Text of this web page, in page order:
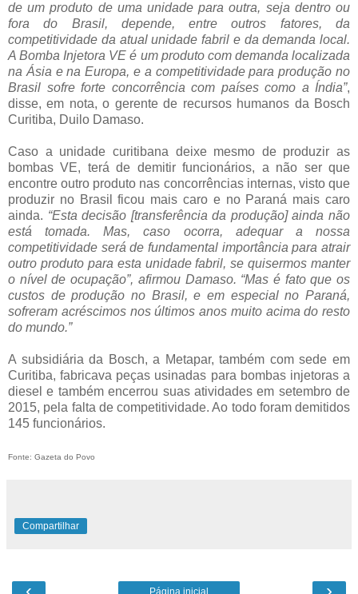
de um produto de uma unidade para outra, seja dentro ou
fora do Brasil, depende, entre outros fatores, da
competitividade da atual unidade fabril e da demanda local.
A Bomba Injetora VE é um produto com demanda localizada
na Ásia e na Europa, e a competitividade para produção no
Brasil sofre forte concorrência com países como a Índia”,
disse, em nota, o gerente de recursos humanos da Bosch
Curitiba, Duilo Damaso.
Caso a unidade curitibana deixe mesmo de produzir as
bombas VE, terá de demitir funcionários, a não ser que
encontre outro produto nas concorrências internas, visto que
produzir no Brasil ficou mais caro e no Paraná mais caro
ainda. “Esta decisão [transferência da produção] ainda não
está tomada. Mas, caso ocorra, adequar a nossa
competitividade será de fundamental importância para atrair
outro produto para esta unidade fabril, se quisermos manter
o nível de ocupação”, afirmou Damaso. “Mas é fato que os
custos de produção no Brasil, e em especial no Paraná,
sofreram acréscimos nos últimos anos muito acima do resto
do mundo.”
A subsidiária da Bosch, a Metapar, também com sede em
Curitiba, fabricava peças usinadas para bombas injetoras a
diesel e também encerrou suas atividades em setembro de
2015, pela falta de competitividade. Ao todo foram demitidos
145 funcionários.
Fonte: Gazeta do Povo
Compartilhar
Página inicial